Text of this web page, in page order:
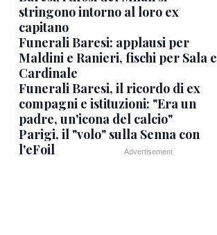
stringono intorno al loro ex
capitano
Funerali Baresi: applausi per
Maldini e Ranieri, fischi per Sala e
Cardinale
Funerali Baresi, il ricordo di ex
compagni e istituzioni: "Era un
padre, un'icona del calcio"
Parigi, il "volo" sulla Senna con
l'eFoil